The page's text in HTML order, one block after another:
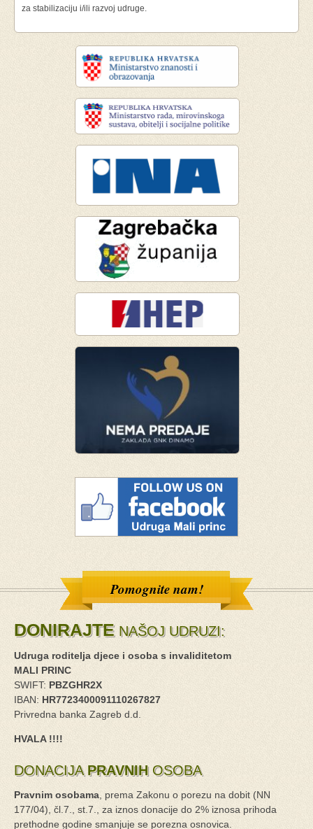
za stabilizaciju i/ili razvoj udruge.
Pomognite nam!
DONIRAJTE NAŠOJ UDRUZI:
Udruga roditelja djece i osoba s invaliditetom
MALI PRINC
SWIFT: PBZGHR2X
IBAN: HR7723400091110267827
Privredna banka Zagreb d.d.
HVALA !!!!
DONACIJA PRAVNIH OSOBA
Pravnim osobama , prema Zakonu o porezu na dobit (NN
177/04), čl.7., st.7., za iznos donacije do 2% iznosa prihoda
prethodne godine smanjuje se porezna osnovica.